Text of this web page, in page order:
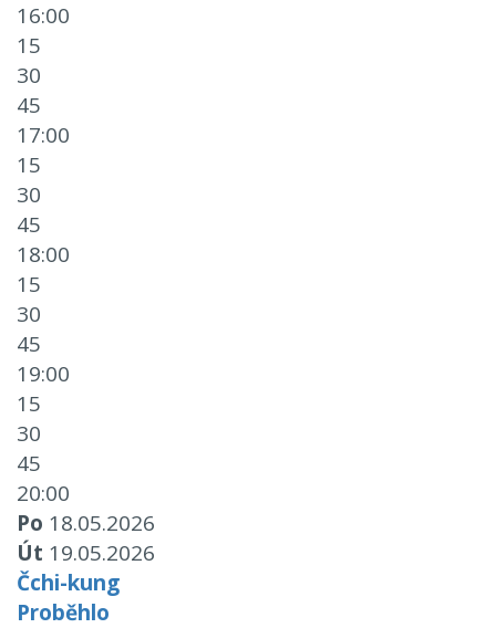
16:00
15
30
45
17:00
15
30
45
18:00
15
30
45
19:00
15
30
45
20:00
Po 18.05.2026
Út 19.05.2026
Čchi-kung
Proběhlo